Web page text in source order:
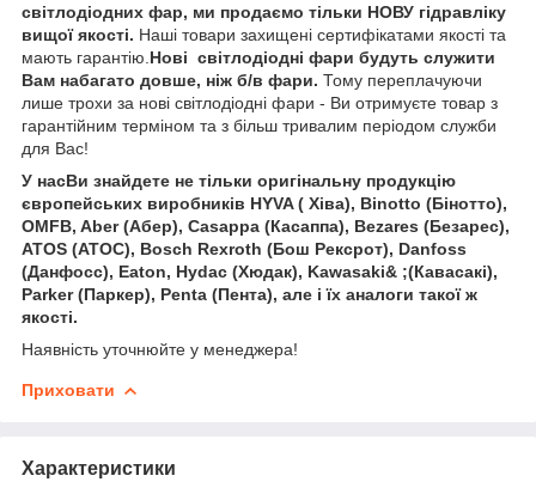
світлодіодних фар, ми продаємо тільки НОВУ гідравліку
вищої якості. Наші товари захищені сертифікатами якості та
мають гарантію. Нові світлодіодні фари будуть служити
Вам набагато довше, ніж б/в фари. Тому переплачуючи
лише трохи за нові світлодіодні фари - Ви отримуєте товар з
гарантійним терміном та з більш тривалим періодом служби
для Вас!
У насВи знайдете не тільки оригінальну продукцію
європейських виробників HYVA ( Хіва), Binotto (Бінотто),
OMFB, Aber (Абер), Casappa (Касаппа), Bezares (Безарес),
ATOS (АТОС), Bosch Rexroth (Бош Рексрот), Danfoss
(Данфосс), Eaton, Hydac (Хюдак), Kawasaki& ;(Кавасакі),
Parker (Паркер), Penta (Пента), але і їх аналоги такої ж
якості.
Наявність уточнюйте у менеджера!
Приховати
Характеристики